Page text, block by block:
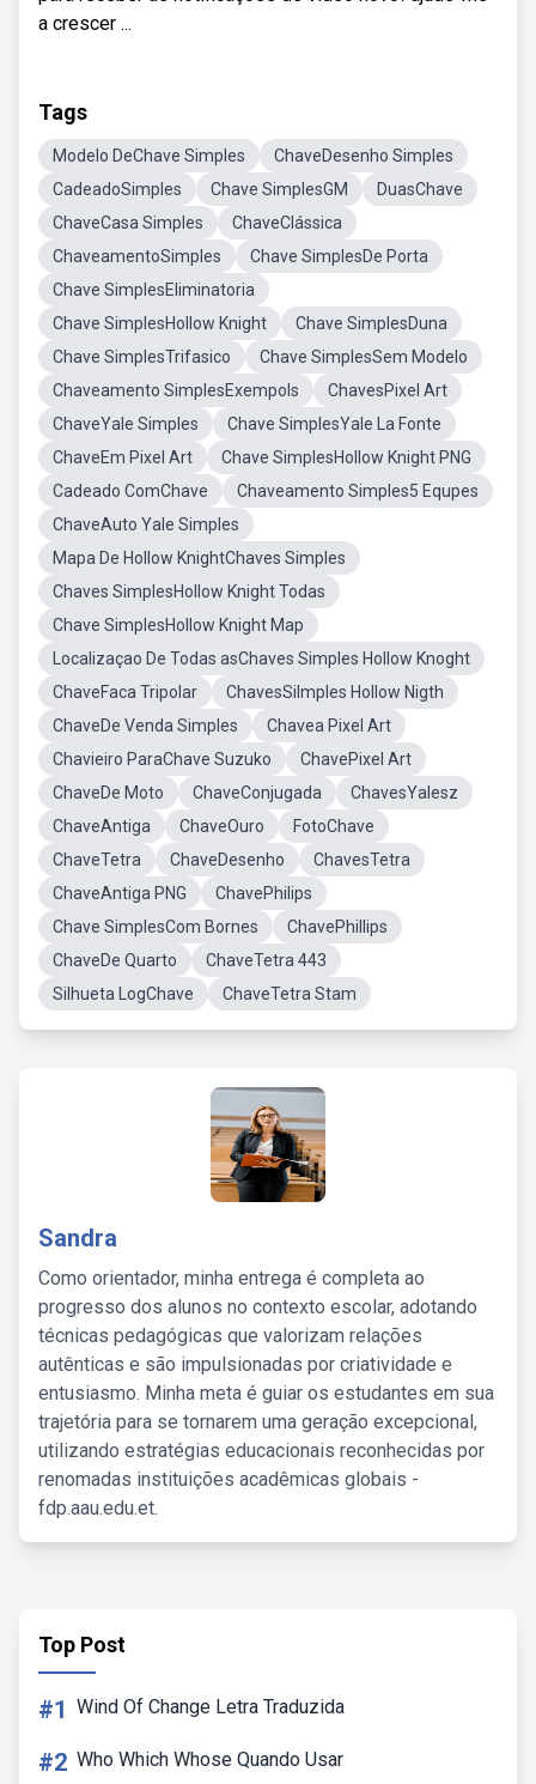
a crescer ...
Tags
Modelo DeChave Simples
ChaveDesenho Simples
CadeadoSimples
Chave SimplesGM
DuasChave
ChaveCasa Simples
ChaveClássica
ChaveamentoSimples
Chave SimplesDe Porta
Chave SimplesEliminatoria
Chave SimplesHollow Knight
Chave SimplesDuna
Chave SimplesTrifasico
Chave SimplesSem Modelo
Chaveamento SimplesExempols
ChavesPixel Art
ChaveYale Simples
Chave SimplesYale La Fonte
ChaveEm Pixel Art
Chave SimplesHollow Knight PNG
Cadeado ComChave
Chaveamento Simples5 Equpes
ChaveAuto Yale Simples
Mapa De Hollow KnightChaves Simples
Chaves SimplesHollow Knight Todas
Chave SimplesHollow Knight Map
Localizaçao De Todas asChaves Simples Hollow Knoght
ChaveFaca Tripolar
ChavesSilmples Hollow Nigth
ChaveDe Venda Simples
Chavea Pixel Art
Chavieiro ParaChave Suzuko
ChavePixel Art
ChaveDe Moto
ChaveConjugada
ChavesYalesz
ChaveAntiga
ChaveOuro
FotoChave
ChaveTetra
ChaveDesenho
ChavesTetra
ChaveAntiga PNG
ChavePhilips
Chave SimplesCom Bornes
ChavePhillips
ChaveDe Quarto
ChaveTetra 443
Silhueta LogChave
ChaveTetra Stam
Sandra
Como orientador, minha entrega é completa ao
progresso dos alunos no contexto escolar, adotando
técnicas pedagógicas que valorizam relações
autênticas e são impulsionadas por criatividade e
entusiasmo. Minha meta é guiar os estudantes em sua
trajetória para se tornarem uma geração excepcional,
utilizando estratégias educacionais reconhecidas por
renomadas instituições acadêmicas globais -
fdp.aau.edu.et.
Top Post
#1 Wind Of Change Letra Traduzida
#2 Who Which Whose Quando Usar